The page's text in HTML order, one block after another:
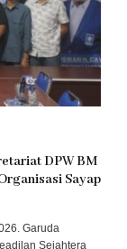
DPW BM
Sayap
Garuda
Sejahtera